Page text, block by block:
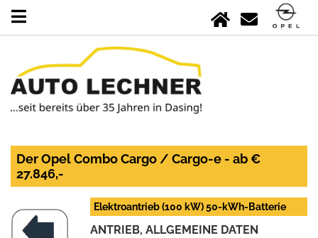
Der Opel Combo Cargo / Cargo-e - ab €
27.846,-
Elektroantrieb (100 kW) 50-kWh-Batterie
ANTRIEB, ALLGEMEINE DATEN